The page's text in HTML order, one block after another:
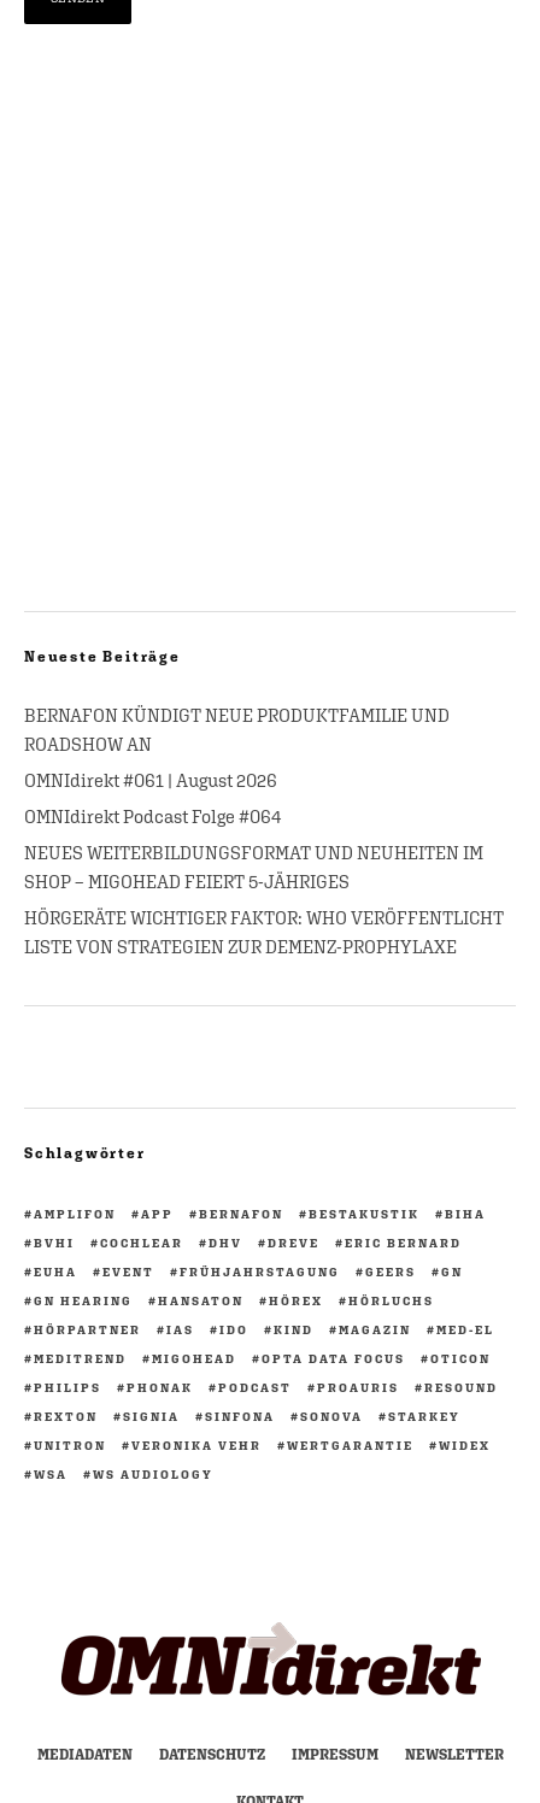
Neueste Beiträge
BERNAFON KÜNDIGT NEUE PRODUKTFAMILIE UND
ROADSHOW AN
OMNIdirekt #061 | August 2026
OMNIdirekt Podcast Folge #064
NEUES WEITERBILDUNGSFORMAT UND NEUHEITEN IM
SHOP – MIGOHEAD FEIERT 5-JÄHRIGES
HÖRGERÄTE WICHTIGER FAKTOR: WHO VERÖFFENTLICHT
LISTE VON STRATEGIEN ZUR DEMENZ-PROPHYLAXE
Schlagwörter
AMPLIFON APP BERNAFON BESTAKUSTIK
BIHA
BVHI
COCHLEAR DHV DREVE
ERIC BERNARD
EUHA
EVENT FRÜHJAHRSTAGUNG GEERS
GN
GN HEARING
HANSATON HÖREX
HÖRLUCHS
HÖRPARTNER
IAS IDO KIND MAGAZIN
MED-EL
MEDITREND
MIGOHEAD OPTA DATA FOCUS
OTICON
PHILIPS
PHONAK PODCAST PROAURIS
RESOUND
REXTON
SIGNIA SINFONA SONOVA
STARKEY
UNITRON
VERONIKA VEHR WERTGARANTIE
WIDEX
WSA
WS AUDIOLOGY
MEDIADATEN DATENSCHUTZ IMPRESSUM NEWSLETTER